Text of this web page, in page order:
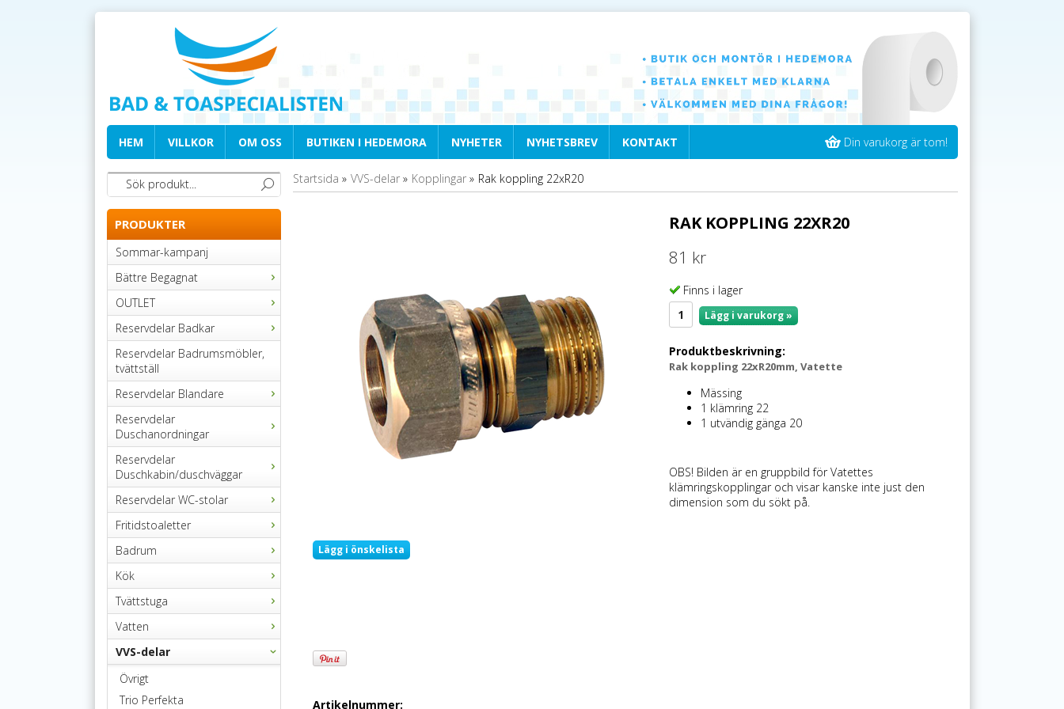
HEM VILLKOR OM OSS BUTIKEN I HEDEMORA NYHETER NYHETSBREV KONTAKT Din varukorg är tom!
PRODUKTER
Sommar-kampanj
Bättre Begagnat
OUTLET
Reservdelar Badkar
Reservdelar Badrumsmöbler,
tvättställ
Reservdelar Blandare
Reservdelar
Duschanordningar
Reservdelar
Duschkabin/duschväggar
Reservdelar WC-stolar
Fritidstoaletter
Badrum
Kök
Tvättstuga
Vatten
VVS-delar
Övrigt
Trio Perfekta
Startsida » VVS-delar» Kopplingar» Rak koppling 22xR20
Lägg i önskelista
Artikelnummer:
RAK KOPPLING 22XR20
81 kr
Finns i lager
Lägg i varukorg »
Produktbeskrivning:
Rak koppling 22xR20mm, Vatette
Mässing
1 klämring 22
1 utvändig gänga 20
OBS! Bilden är en gruppbild för Vatettes
klämringskopplingar och visar kanske inte just den
dimension som du sökt på.